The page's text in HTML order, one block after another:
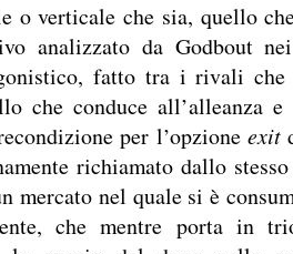
o verticale che sia, quello
analizzato da Godbout
fatto tra i rivali
che conduce all’alleanza
per l’opzione exit
richiamato dallo
mercato nel quale si è
che mentre porta in